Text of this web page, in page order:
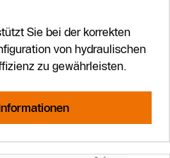
Sie bei der korrekten
von hydraulischen
zu gewährleisten.